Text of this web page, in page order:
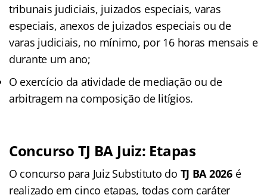
tribunais judiciais, juizados especiais, varas
especiais, anexos de juizados especiais ou de
varas judiciais, no mínimo, por 16 horas mensais e
durante um ano;
O exercício da atividade de mediação ou de
arbitragem na composição de litígios.
Concurso TJ BA Juiz: Etapas
O concurso para Juiz Substituto do TJ BA 2026é
realizado em cinco etapas, todas com caráter